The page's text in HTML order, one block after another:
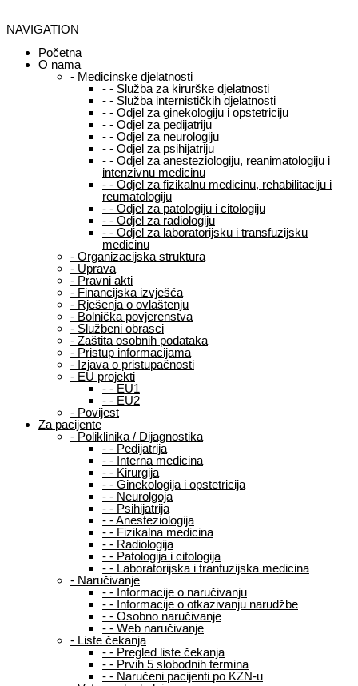
NAVIGATION
Početna
O nama
- Medicinske djelatnosti
- - Služba za kirurške djelatnosti
- - Služba internističkih djelatnosti
- - Odjel za ginekologiju i opstetriciju
- - Odjel za pedijatriju
- - Odjel za neurologiju
- - Odjel za psihijatriju
- - Odjel za anesteziologiju, reanimatologiju i
intenzivnu medicinu
- - Odjel za fizikalnu medicinu, rehabilitaciju i
reumatologiju
- - Odjel za patologiju i citologiju
- - Odjel za radiologiju
- - Odjel za laboratorijsku i transfuzijsku
medicinu
- Organizacijska struktura
- Uprava
- Pravni akti
- Financijska izvješća
- Rješenja o ovlaštenju
- Bolnička povjerenstva
- Službeni obrasci
- Zaštita osobnih podataka
- Pristup informacijama
- Izjava o pristupačnosti
- EU projekti
- - EU1
- - EU2
- Povijest
Za pacijente
- Poliklinika / Dijagnostika
- - Pedijatrija
- - Interna medicina
- - Kirurgija
- - Ginekologija i opstetricija
- - Neurolgoja
- - Psihijatrija
- -Anesteziologija
- - Fizikalna medicina
- - Radiologija
- - Patologija i citologija
- - Laboratorijska i tranfuzijska medicina
- Naručivanje
- - Informacije o naručivanju
- - Informacije o otkazivanju narudžbe
- - Osobno naručivanje
- - Web naručivanje
- Liste čekanja
- - Pregled liste čekanja
- - Prvih 5 slobodnih termina
- - Naručeni pacijenti po KZN-u